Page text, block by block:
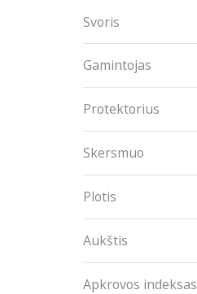
Svoris
Gamintojas
Protektorius
Skersmuo
Plotis
Aukštis
Apkrovos indeksas